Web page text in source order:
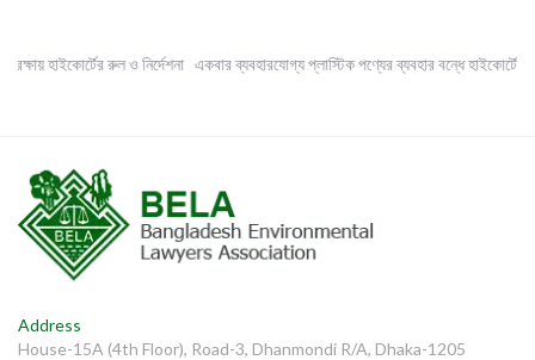
রক্ষায় হাইকোর্টের রুল ও নির্দেশনা একবার ব্যবহারযোগ্য প্লাস্টিক পণ্যের ব্যবহার বন্ধে হাইকোর্টের
Address
House-15A (4th Floor), Road-3, Dhanmondi R/A, Dhaka-1205